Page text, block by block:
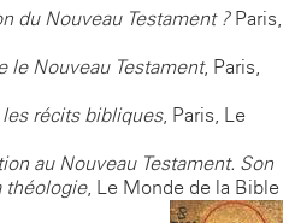
du Nouveau Testament ?Paris,
le Nouveau Testament, Paris,
récits bibliques, Paris, Le
au Nouveau Testament. Son
théologie, Le Monde de la Bible